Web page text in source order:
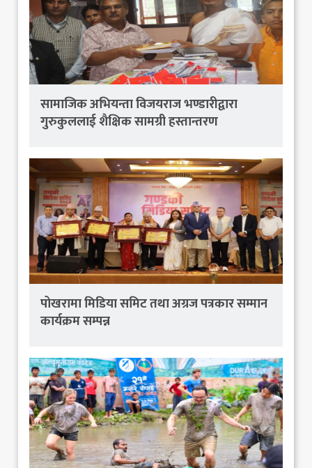
सामाजिक अभियन्ता विजयराज भण्डारीद्वारा
गुरुकुललाई शैक्षिक सामग्री हस्तान्तरण
पोखरामा मिडिया समिट तथा अग्रज पत्रकार सम्मान
कार्यक्रम सम्पन्न